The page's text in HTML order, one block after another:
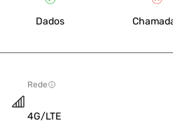
Dados
Rede
4G/LTE